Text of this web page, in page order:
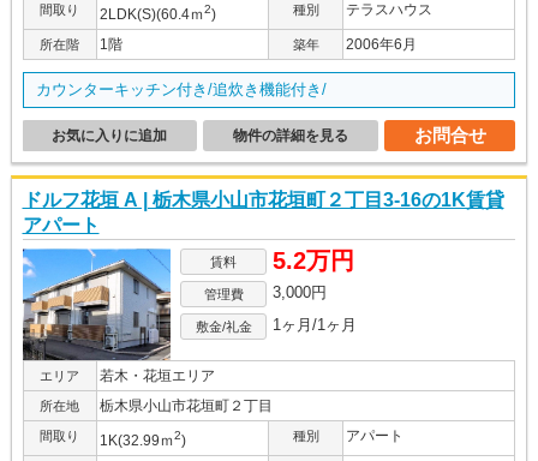
間取り 2LDK(S)(60.4ｍ2) 種別 テラスハウス
所在階 1階 築年 2006年6月
カウンターキッチン付き/追炊き機能付き/
お問合せ
物件の詳細を見る
お気に入りに追加
ドルフ花垣 A | 栃木県小山市花垣町２丁目3-16の1K賃貸
アパート
賃料 5.2万円
管理費 3,000円
敷金/礼金 1ヶ月/1ヶ月
エリア 若木・花垣エリア
所在地 栃木県小山市花垣町２丁目
間取り 1K(32.99ｍ2) 種別 アパート